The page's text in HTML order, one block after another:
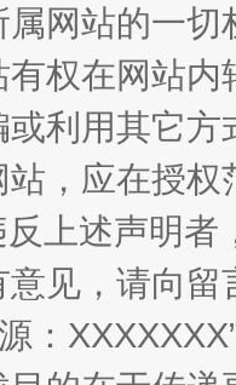
网站的一
权在网站
利用其它
，应在授
反上述声明
见，请向
：